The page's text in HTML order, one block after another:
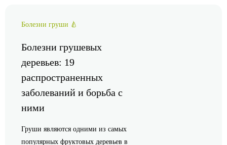
Болезни груши 🍐
Болезни грушевых
деревьев: 19
распространенных
заболеваний и борьба с
ними
Груши являются одними из самых
популярных фруктовых деревьев в